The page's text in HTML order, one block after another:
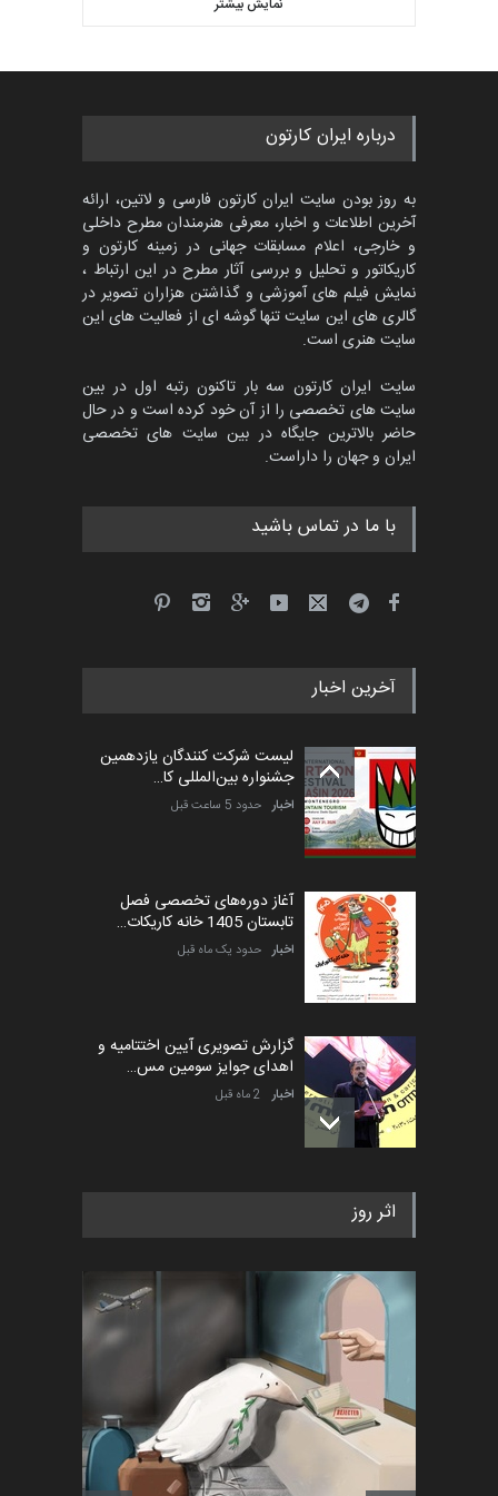
مسابقه بین‌المللی کارتون آیدین
دوغان، ترکیه،…
مسابقۀ بین‌المللی کارتون و
کاریکاتور «البغلی…
مهلت 3 ماه دیگر
پنجمین مسابقۀ بین‌المللی
کارتون CARTUNION ، …
مهلت
مهلت
مهلت 5 ماه دیگر
گالری حدود یک ماه قبل
درباره ایران کارتون
به روز بودن سایت ایران کارتون فارسی و لاتین، ارائه
آخرین اطلاعات و اخبار، معرفی هنرمندان مطرح داخلی
و خارجی، اعلام مسابقات جهانی در زمینه کارتون و
کاریکاتور و تحلیل و بررسی آثار مطرح در این ارتباط ،
نمایش فیلم های آموزشی و گذاشتن هزاران تصویر در
گالری های این سایت تنها گوشه ای از فعالیت های این
سایت هنری است.
سایت ایران کارتون سه بار تاکنون رتبه اول در بین
سایت های تخصصی را از آن خود کرده است و در حال
حاضر بالاترین جایگاه در بین سایت های تخصصی
ایران و جهان را داراست.
با ما در تماس باشید
آخرین اخبار
لیست شرکت کنندگان یازدهمین
جشنواره بین‌المللی کا…
اخبار حدود 5 ساعت قبل
آغاز دوره‌های تخصصی فصل
تابستان 1405 خانه کاریکات…
اخبار حدود یک ماه قبل
گزارش تصویری آیین اختتامیه و
اهدای جوایز سومین مس…
اخبار 2 ماه قبل
به یاد اردوغان باشول (۱۹۳۶–
اخبار 2 ماه قبل
رویداد کارگاهی کارتون و پوستر
«ایران سربلند» به ا…
اخبار 6 ماه قبل
فراخوان رویداد کارگاهی کارتون و
اثر روز